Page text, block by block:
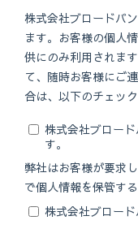
2025-49661
https://
2025-48820
2025-48818
https://
2025-48001
https://